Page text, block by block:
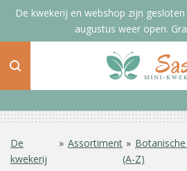
Ga
de
De kwekerij en webshop zijn
augustus weer open.
De
kwekerij
» Assortiment »
(A-Z)